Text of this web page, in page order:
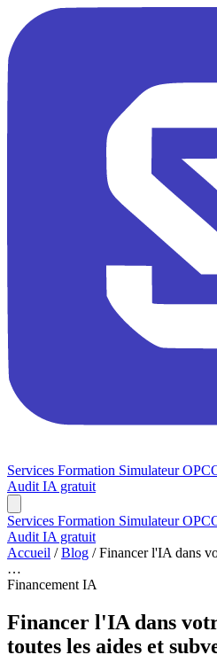
Services Formation Simulateur
Audit IA gratuit
Services Formation Simulateur
Audit IA gratuit
Accueil / Blog / Financer l'IA dans
…
Financement IA
Financer l'IA dans
toutes les aides et